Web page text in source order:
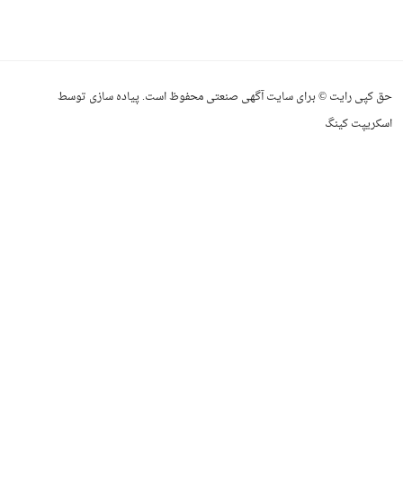
حق کپی رایت © برای سایت آگهی صنعتی محفوظ است. پیاده سازی توسط
اسکریپت کینگ